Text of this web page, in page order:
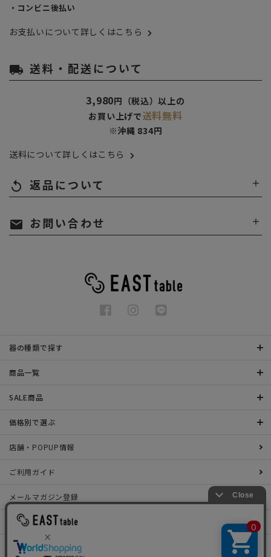
・コンビニ後払い
お支払いについて詳しくはこちら
local_shipping 送料・配送について
3,980円（税込）以上の
お買い上げで送料無料
※沖縄 834円
送料について詳しくはこちら
replay 返品について
mail お問い合わせ
器の種類で探す
商品一覧
SALE商品
価格別で選ぶ
店舗・POPUP情報
ご利用ガイド
メールマガジン登録
お問い合わせ
特定商取引法表示について